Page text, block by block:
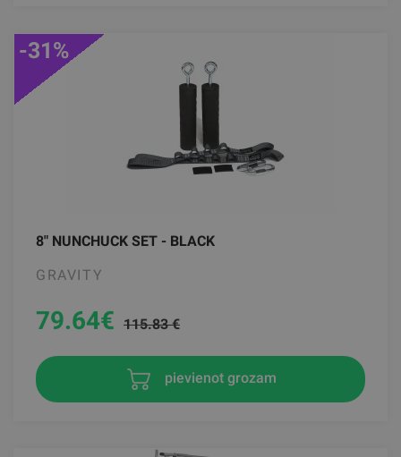
8" NUNCHUCK SET - BLACK
GRAVITY
-31%
79.64€ 115.83 €
pievienot grozam